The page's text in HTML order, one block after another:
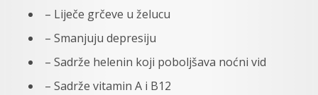
– Liječe grčeve u želucu
– Smanjuju depresiju
– Sadrže helenin koji poboljšava noćni vid
– Sadrže vitamin A i B12